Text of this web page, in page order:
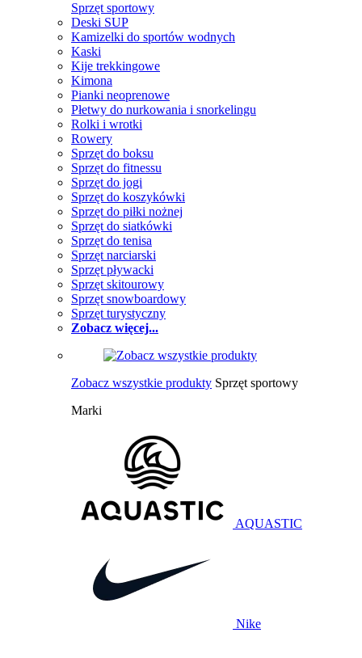
Sprzęt sportowy
Deski SUP
Kamizelki do sportów wodnych
Kaski
Kije trekkingowe
Kimona
Pianki neoprenowe
Płetwy do nurkowania i snorkelingu
Rolki i wrotki
Rowery
Sprzęt do boksu
Sprzęt do fitnessu
Sprzęt do jogi
Sprzęt do koszykówki
Sprzęt do piłki nożnej
Sprzęt do siatkówki
Sprzęt do tenisa
Sprzęt narciarski
Sprzęt pływacki
Sprzęt skitourowy
Sprzęt snowboardowy
Sprzęt turystyczny
Zobacz więcej...
Zobacz wszystkie produkty Sprzęt sportowy
Marki
AQUASTIC
Nike